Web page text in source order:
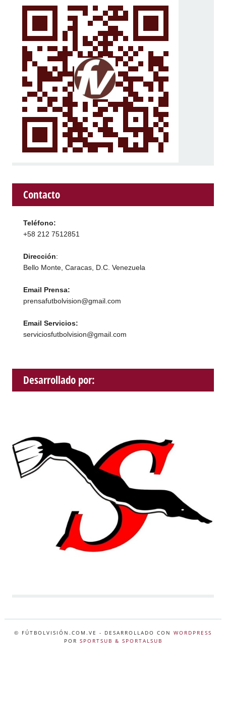
Contacto
Teléfono:
+58 212 7512851
Dirección:
Bello Monte, Caracas, D.C. Venezuela
Email Prensa:
prensafutbolvision@gmail.com
Email Servicios:
serviciosfutbolvision@gmail.com
Desarrollado por:
© FÚTBOLVISIÓN.COM.VE - DESARROLLADO CON WORDPRESS
POR SPORTSUB & SPORTALSUB